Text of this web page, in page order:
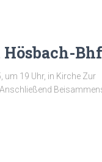
um 19 Uhr, in Kirche Zur